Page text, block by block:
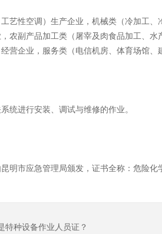
艺性空调）生产企业，机械类（冷加工
农副产品加工类（屠宰及肉食品加工、水
营企业，服务类（电信机房、体育场馆
统进行安装、调试与维修的作业。
明市应急管理局颁发，证书全称：危险
特种设备作业人员证？